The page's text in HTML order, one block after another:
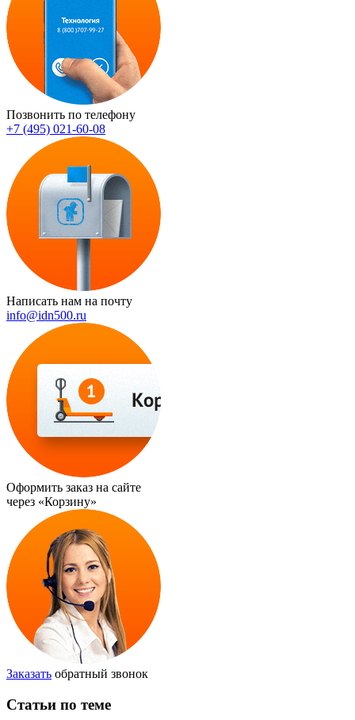
Позвонить по телефону
+7 (495) 021-60-08
Написать нам на почту
info@idn500.ru
Оформить заказ на сайте
через «Корзину»
Заказать обратный звонок
Статьи по теме